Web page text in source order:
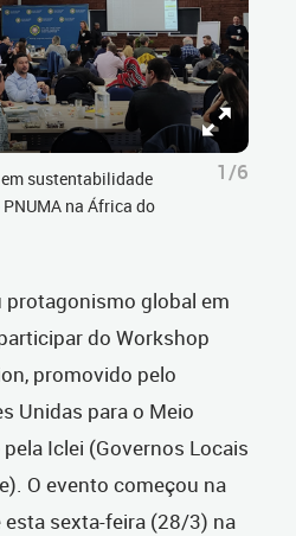
sustentabilidade
na África do
1/6
protagonismo global em
do Workshop
promovido pelo
Unidas para o Meio
Iclei (Governos Locais
O evento começou na
sexta-feira (28/3) na